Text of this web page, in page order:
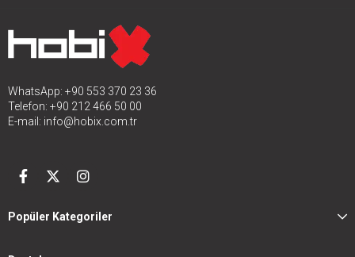
WhatsApp: +90 553 370 23 36
Telefon: +90 212 466 50 00
E-mail: info@hobix.com.tr
Popüler Kategoriler